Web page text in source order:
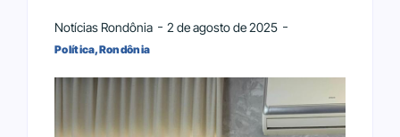
Notícias Rondônia 2 de agosto de 2025
Política,Rondônia